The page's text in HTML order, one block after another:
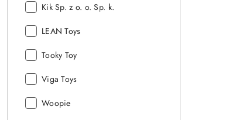
Producent:
Kik Sp. z o. o. Sp. k.
Producent:
LEAN Toys
Producent:
Tooky Toy
Producent:
Viga Toys
Producent:
Woopie